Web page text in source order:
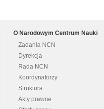
O Narodowym Centrum Nauki
Zadania NCN
Dyrekcja
Rada NCN
Koordynatorzy
Struktura
Akty prawne